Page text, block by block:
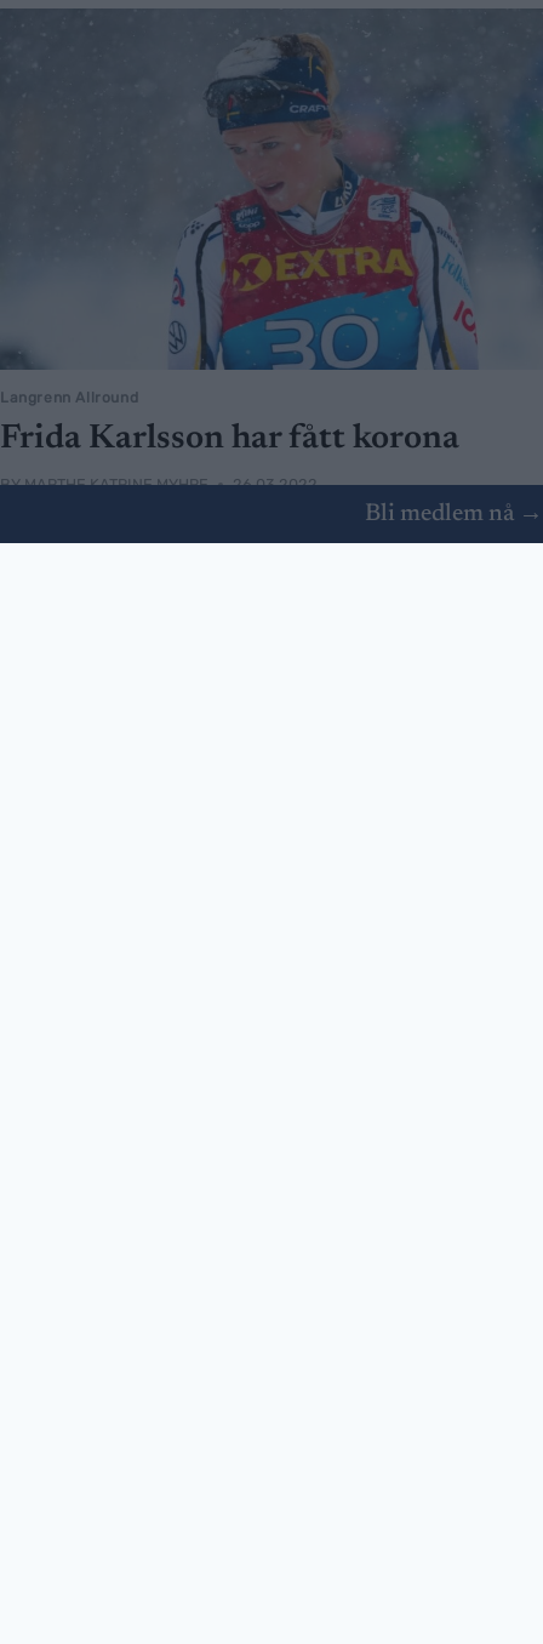
Bli medlem nå →
Langrenn Allround
Frida Karlsson har fått korona
BY MARTHE KATRINE MYHRE 26.03.2022